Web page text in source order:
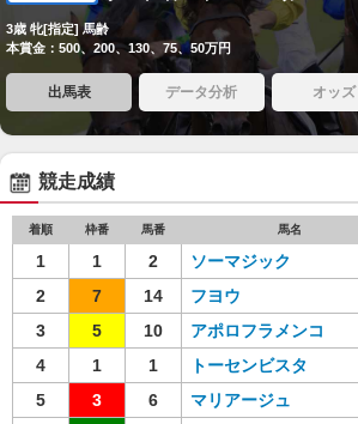
3歳 牝[指定] 馬齢
本賞金：500、200、130、75、50万円
出馬表 データ分析 オッズ
競走成績
着順 枠番 馬番 馬名
1 1 2 ソーマジック
2
7 14 フヨウ
3
5 10 アポロフラメンコ
4
1 1 トーセンビスタ
5
3 6 マリアージュ